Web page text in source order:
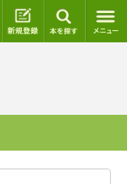
ログイン 新規登録